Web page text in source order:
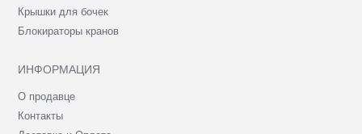
Крышки для бочек
Блокираторы кранов
ИНФОРМАЦИЯ
О продавце
Контакты